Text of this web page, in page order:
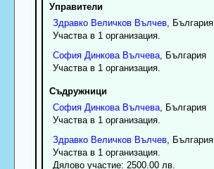
Управители
Здравко Величков Вълчев, България
Участва в 1 организация.
София Динкова Вълчева, България
Участва в 1 организация.
Съдружници
София Динкова Вълчева, България
Участва в 1 организация.
Здравко Величков Вълчев, България
Участва в 1 организация.
Дялово участие: 2500.00 лв.